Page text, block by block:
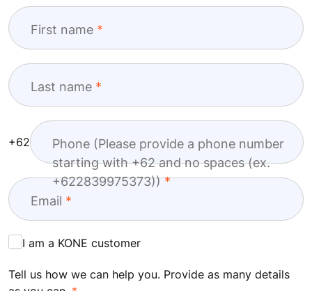
First name
Last name
Phone (Please provide a phone number
starting with +62 and no spaces (ex.
+622839975373))
+62
Email
I am a KONE customer
Tell us how we can help you. Provide as many details